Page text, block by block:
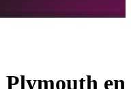
Plymouth en